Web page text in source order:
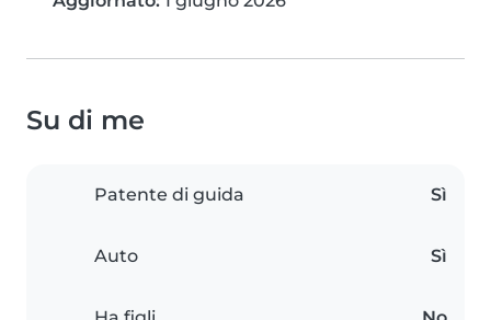
Su di me
Patente di guida Sì
Auto Sì